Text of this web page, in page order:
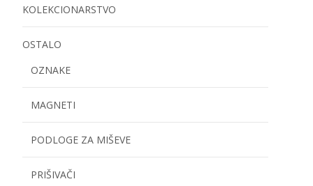
KOLEKCIONARSTVO
OSTALO
OZNAKE
MAGNETI
PODLOGE ZA MIŠEVE
PRIŠIVAČI